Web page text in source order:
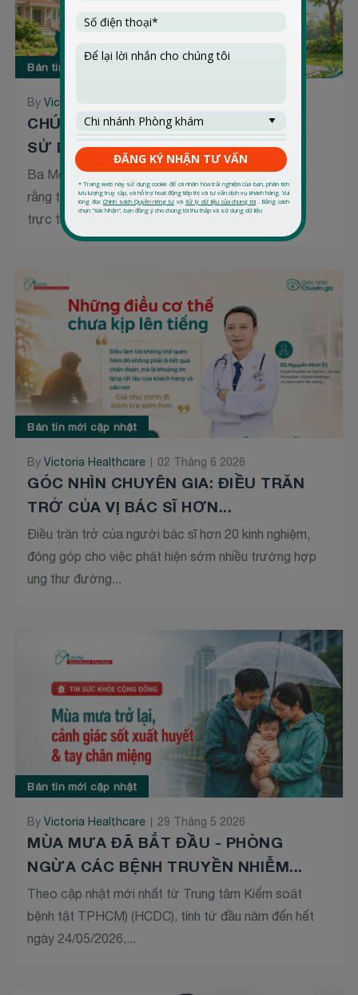
Bản tin mới cập nhật
ByVictoria Healthcare
CHÚNG TA CÓ ĐANG ĐỂ THỜI GIAN
SỬ DỤNG MÀN HÌNH THAY...
Ba Mẹ ơi, cùng dành 1 phút để nhắc nhở chúng ta
rằng trẻ em cần được hỗ trợ cả trong môi trường
trực tuyến và...
Bản tin mới cập nhật
ByVictoria Healthcare 02 Tháng 6 2026
GÓC NHÌN CHUYÊN GIA: ĐIỀU TRĂN
TRỞ CỦA VỊ BÁC SĨ HƠN...
Điều trăn trở của người bác sĩ hơn 20 kinh nghiệm,
đóng góp cho việc phát hiện sớm nhiều trường hợp
ung thư đường...
Bản tin mới cập nhật
ByVictoria Healthcare 29 Tháng 5 2026
MÙA MƯA ĐÃ BẮT ĐẦU - PHÒNG
NGỪA CÁC BỆNH TRUYỀN NHIỄM...
Theo cập nhật mới nhất từ Trung tâm Kiểm soát
bệnh tật TPHCM) (HCDC), tính từ đầu năm đến hết
ngày 24/05/2026,...